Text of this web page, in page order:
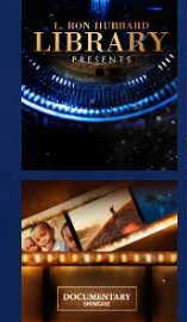
UTFORSKA
SERIEN
UTFORSKA
SERIEN